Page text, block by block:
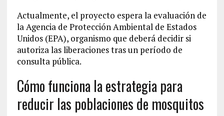
Actualmente, el proyecto espera la evaluación de
la Agencia de Protección Ambiental de Estados
Unidos (EPA), organismo que deberá decidir si
autoriza las liberaciones tras un período de
consulta pública.
Cómo funciona la estrategia para
reducir las poblaciones de mosquitos